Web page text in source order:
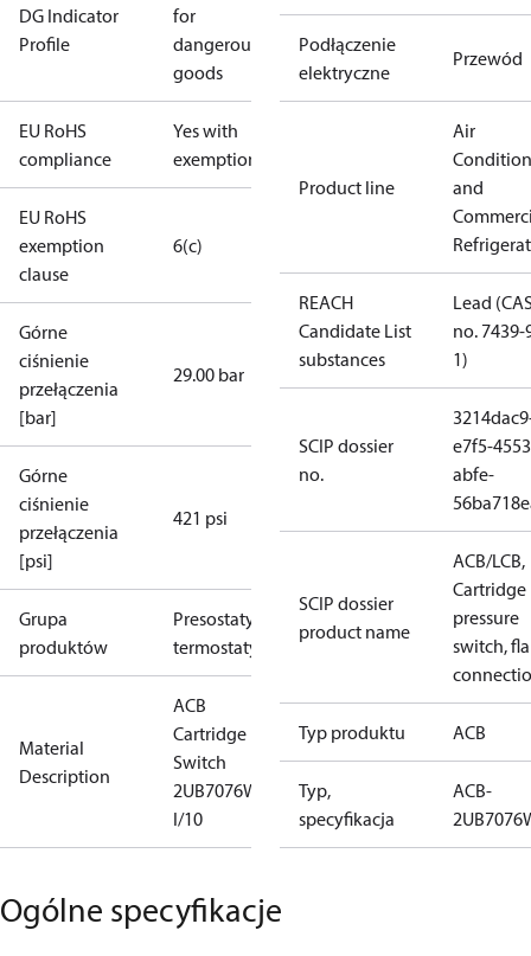
DG Indicator
Profile
for
dangerous
goods
EU RoHS
compliance
Yes with
exemptions
EU RoHS
exemption
clause
6(c)
Górne
ciśnienie
przełączenia
[bar]
29.00 bar
Górne
ciśnienie
przełączenia
[psi]
421 psi
Grupa
produktów
Presostaty i
termostaty
Material
Description
ACB
Cartridge
Switch
2UB7076W
I/10
Podłączenie
elektryczne
Przewód
Product line
Air
and
REACH
Candidate List
substances
Lead
no. 7439-
1)
SCIP dossier
no.
e7f5-
abfe-
SCIP dossier
product name
ACB/LCB,
Cartridge
pressure
switch,
Typ produktu ACB
Typ,
specyfikacja
ACB-
Ogólne specyfikacje